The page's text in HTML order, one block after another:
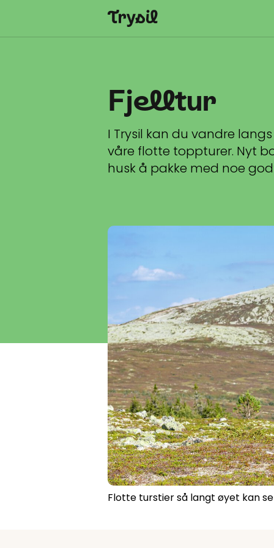
Spisesteder
Åpne
Fjelltur
I Trysil kan du vandre
våre flotte toppturer. Nyt
husk å pakke med noe
Flotte turstier så langt øyet kan se